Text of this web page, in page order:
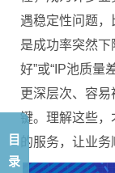
遇稳定性问题
是成功率突然下
好”或“IP池质量
更深层次、容
键。理解这些
的服务，让业务
目
录